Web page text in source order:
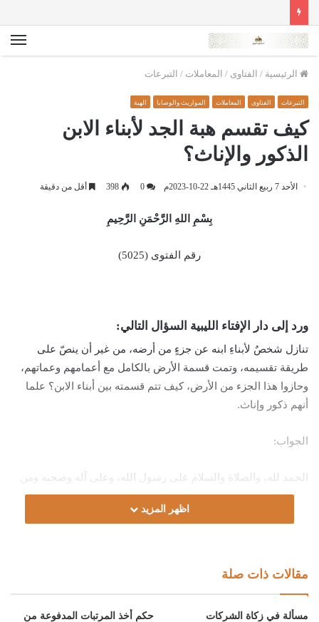
الرئيسية / الفتاوى / المعاملات / التبرعات
التبرعات الفتاوى المعاملات المواريث والوصايا الهبة
كيف تقسم هبة الجد لأبناء الابن
الذكور والإناث؟
الأحد 7 ربيع الثاني 1445هـ 22-10-2023م 0
398 أقل من دقيقة
بِسْمِ اللهِ الرَّحْمَنِ الرَّحِيمِ
رقم الفتوى (5025)
ورد إلى دار الإفتاء الليبية السؤال التالي:
تنازل شخصٌ لأبناءِ ابنه عن جزءٍ من أرضه، من غير أن ينصّ على
طريقة تقسيمه، وتمت قسمة الأرض بالكامل مع أعمامهم وعماتهم،
وحازوا هذا الجزء من الأرض، كيف تتم قسمته بين أبناء الابن؟ علما
أنهم ذكور وإناث.
الجواب:
الحمد لله، والصلاة والسلام على رسول الله، وعلى آله وصحبه ومن
والاه.
فإن الأصل في الهبات أن تقسم بالتساوي بين الذكر والأنثى، حيث لم
اظهر المزيد
مقالات ذات صلة
مسألة في زكاة الشركات
حكم أخذ المرتبات المدفوعة من